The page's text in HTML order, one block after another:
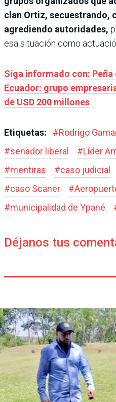
clan Ortiz, secuestrando,
agrediendo autoridades,
esa situación como
Siga informado con:
Ecuador: grupo
de USD 200 millones
Etiquetas: #Rodrigo
#senador liberal #Líder
#mentiras #caso judicial
#caso Scaner #
#municipalidad de Ypané
Déjanos tus